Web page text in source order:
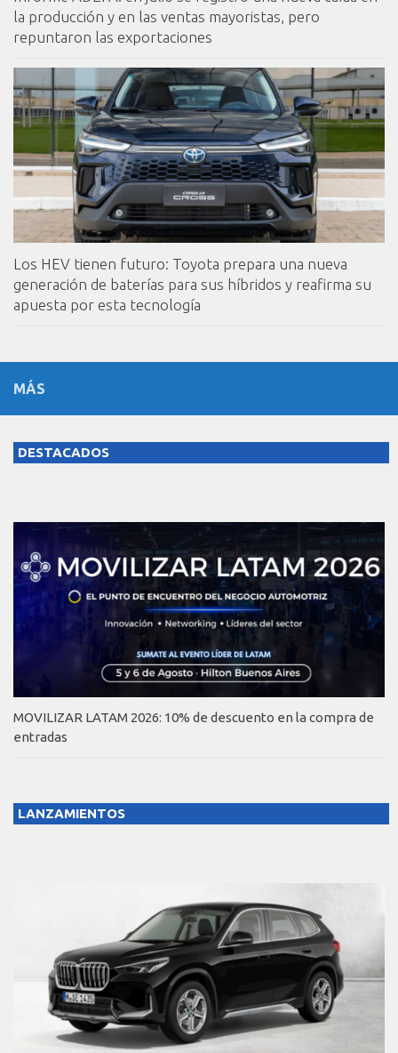
la producción y en las ventas mayoristas, pero
repuntaron las exportaciones
Los HEV tienen futuro: Toyota prepara una nueva
generación de baterías para sus híbridos y reafirma su
apuesta por esta tecnología
MÁS
DESTACADOS
MOVILIZAR LATAM 2026: 10% de descuento en la compra de
entradas
LANZAMIENTOS